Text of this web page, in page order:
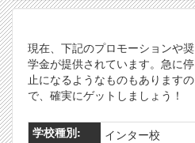
現在、下記のプロモーションや奨
学金が提供されています。急に停
止になるようなものもありますの
で、確実にゲットしましょう！
インター校